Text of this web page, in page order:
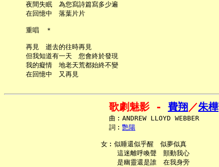
     夜間失眠　為您寫詩篇寫多少遍
     在回憶中　落葉片片
     重唱　＊
     再見　逝去的往時再見
     但我知道有一天　您會終於發現
     我的癡情　地老天荒都始終不變
歌劇魅影 - 費翔 ／朱樺
     曲︰ANDREW LLOYD WEBBER
     詞︰
艷陽
   女︰似睡還似乎醒　似夢似真
       這迷離呼喚聲　顫動我心
       是幽靈還是誰　在我身旁